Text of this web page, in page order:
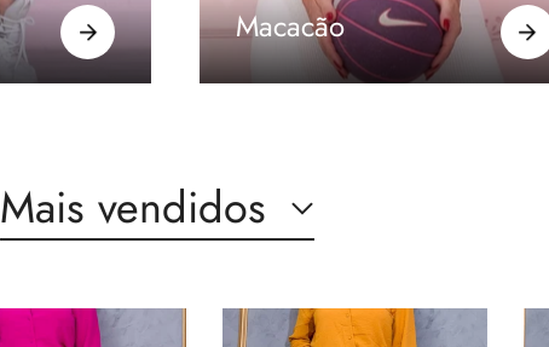
Macacão
Mais vendidos